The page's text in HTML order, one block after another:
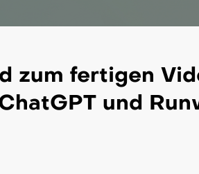
zum fertigen
und